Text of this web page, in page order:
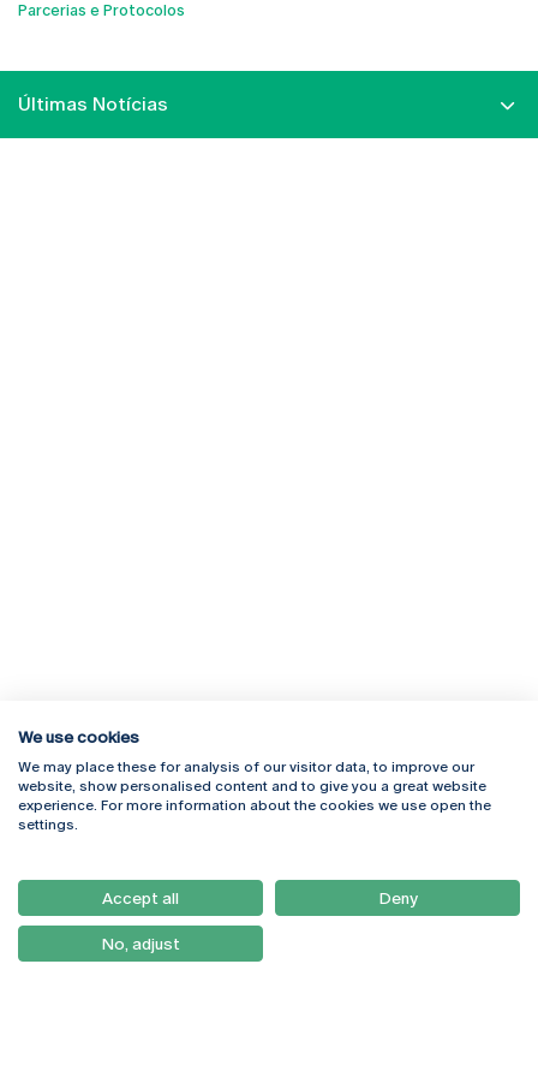
Parcerias e Protocolos
Últimas Notícias
Rua Diogo Botelho 1327
4169-005 Porto
+351 226 196 240
Campus Online
Webmail
Como Chegar
Newsletter
We use cookies
We may place these for analysis of our visitor data, to improve our
website, show personalised content and to give you a great website
experience. For more information about the cookies we use open the
settings.
Accept all Deny
No, adjust